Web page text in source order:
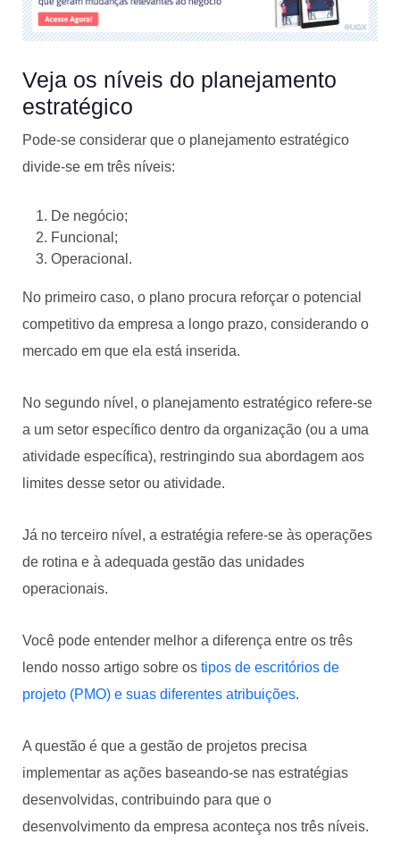
Veja os níveis do planejamento
estratégico
Pode-se considerar que o planejamento estratégico
divide-se em três níveis:
De negócio;
Funcional;
Operacional.
No primeiro caso, o plano procura reforçar o potencial
competitivo da empresa a longo prazo, considerando o
mercado em que ela está inserida.
No segundo nível, o planejamento estratégico refere-se
a um setor específico dentro da organização (ou a uma
atividade específica), restringindo sua abordagem aos
limites desse setor ou atividade.
Já no terceiro nível, a estratégia refere-se às operações
de rotina e à adequada gestão das unidades
operacionais.
Você pode entender melhor a diferença entre os três
lendo nosso artigo sobre os tipos de escritórios de
projeto (PMO) e suas diferentes atribuições.
A questão é que a gestão de projetos precisa
implementar as ações baseando-se nas estratégias
desenvolvidas, contribuindo para que o
desenvolvimento da empresa aconteça nos três níveis.